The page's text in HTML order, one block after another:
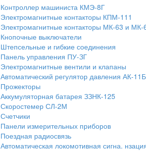
Контроллер машиниста КМЭ-8Г
Электромагнитные контакторы КПМ-111
Электромагнитные контакторы МК-63 и МК-
Кнопочные выключатели
Штепсельные и гибкие соединения
Панель управления ПУ-ЗГ
Электромагнитные вентили и клапаны
Автоматический регулятор давления АК-11Б
Прожекторы
Аккумуляторная батарея ЗЗНК-125
Скоростемер СЛ-2М
Счетчики
Панели измерительных приборов
Поездная радиосвязь
Автоматическая локомотивная сигна.